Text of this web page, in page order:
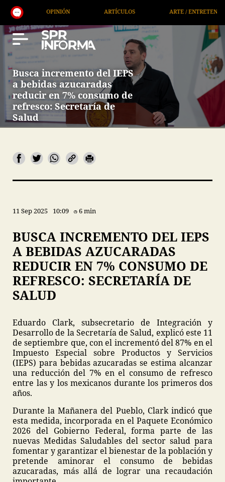
ARTÍCULOS ARTE / ENTRETENIMIENTO
Busca incremento del IEPS
a bebidas azucaradas
reducir en 7% consumo de
refresco: Secretaría de
Salud
11 Sep 2025 10:09 6 min
BUSCA INCREMENTO DEL IEPS
A BEBIDAS AZUCARADAS
REDUCIR EN 7% CONSUMO DE
REFRESCO: SECRETARÍA DE
SALUD
Eduardo Clark, subsecretario de Integración y
Desarrollo de la Secretaría de Salud, explicó este 11
de septiembre que, con el incrementó del 87% en el
Impuesto Especial sobre Productos y Servicios
(IEPS) para bebidas azucaradas se estima alcanzar
una reducción del 7% en el consumo de refresco
entre las y los mexicanos durante los primeros dos
años.
Durante la Mañanera del Pueblo, Clark indicó que
esta medida, incorporada en el Paquete Económico
2026 del Gobierno Federal, forma parte de las
nuevas Medidas Saludables del sector salud para
fomentar y garantizar el bienestar de la población y
pretende aminorar el consumo de bebidas
azucaradas, más allá de lograr una recaudación